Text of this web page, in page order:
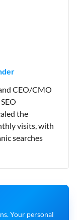
CEO/CMO
the
visits, with
searches
Your personal